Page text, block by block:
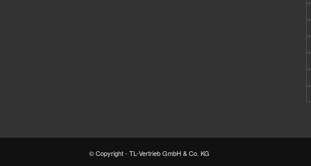
© Copyright - TL-Vertrieb GmbH & Co. KG